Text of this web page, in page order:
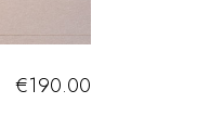
€190.00